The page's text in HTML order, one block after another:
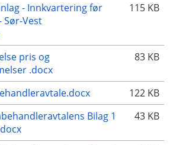
- Innkvartering før
Vest
115 KB
pris og
.docx
83 KB
122 KB
Bilag 1
43 KB